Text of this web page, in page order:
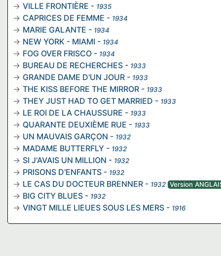
VILLE FRONTIÈRE - 1935
CAPRICES DE FEMME - 1934
MARIE GALANTE - 1934
NEW YORK - MIAMI - 1934
FOG OVER FRISCO - 1934
BUREAU DE RECHERCHES - 1933
GRANDE DAME D'UN JOUR - 1933
THE KISS BEFORE THE MIRROR - 1933
THEY JUST HAD TO GET MARRIED - 1933
LE ROI DE LA CHAUSSURE - 1933
QUARANTE DEUXIÈME RUE - 1933
UN MAUVAIS GARÇON - 1932
MADAME BUTTERFLY - 1932
SI J'AVAIS UN MILLION - 1932
PRISONS D'ENFANTS - 1932
LE CAS DU DOCTEUR BRENNER - 1932 Version
BIG CITY BLUES - 1932
VINGT MILLE LIEUES SOUS LES MERS - 1916